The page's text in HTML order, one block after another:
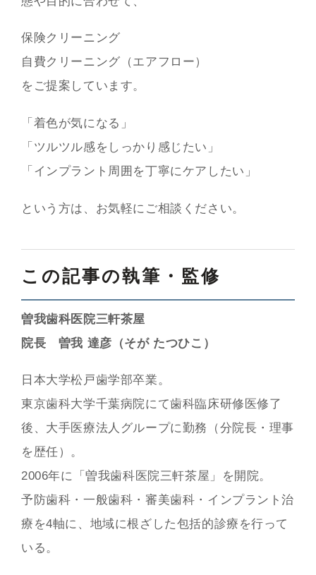
保険クリーニング
自費クリーニング（エアフロー）
をご提案しています。
「着色が気になる」
「ツルツル感をしっかり感じたい」
「インプラント周囲を丁寧にケアしたい」
という方は、お気軽にご相談ください。
この記事の執筆・監修
曽我歯科医院三軒茶屋
院長 曽我 達彦（そが たつひこ）
日本大学松戸歯学部卒業。
東京歯科大学千葉病院にて歯科臨床研修医修了
後、大手医療法人グループに勤務（分院長・理事
を歴任）。
2006年に「曽我歯科医院三軒茶屋」を開院。
予防歯科・一般歯科・審美歯科・インプラント治
療を4軸に、地域に根ざした包括的診療を行って
いる。